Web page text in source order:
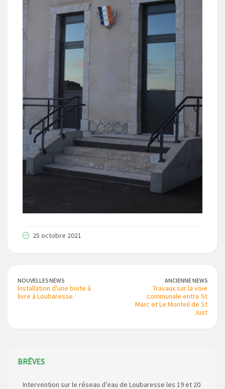
25 octobre 2021
NOUVELLES NEWS
Installation d'une boite à
livre à Loubaresse
ANCIENNE NEWS
Travaux sur la voie
communale entre St
Marc et Le Monteil de St
Just
BRÊVES
Intervention sur le réseau d’eau de Loubaresse les 19 et 20